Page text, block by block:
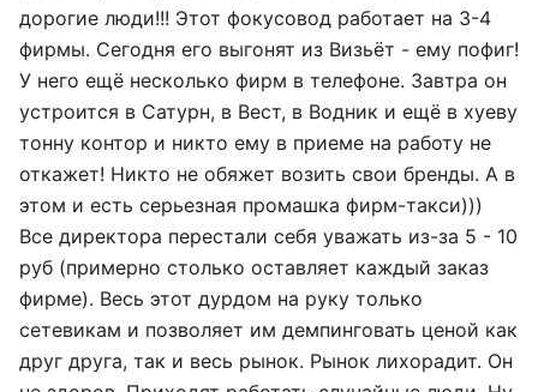
дорогие люди!!! Этот фокусовод работает на 3-4
фирмы. Сегодня его выгонят из Визьёт - ему пофиг!
У него ещё несколько фирм в телефоне. Завтра он
устроится в Сатурн, в Вест, в Водник и ещё в хуеву
тонну контор и никто ему в приеме на работу не
откажет! Никто не обяжет возить свои бренды. А в
этом и есть серьезная промашка фирм-такси)))
Все директора перестали себя уважать из-за 5 - 10
руб (примерно столько оставляет каждый заказ
фирме). Весь этот дурдом на руку только
сетевикам и позволяет им демпинговать ценой как
друг друга, так и весь рынок. Рынок лихорадит. Он